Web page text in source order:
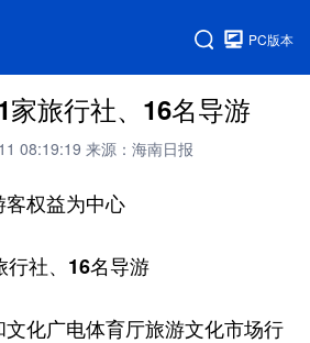
PC版本
家旅行社、16名导游
08:19:19 来源：海南日报
权益为中心
社、16名导游
化广电体育厅旅游文化市场行